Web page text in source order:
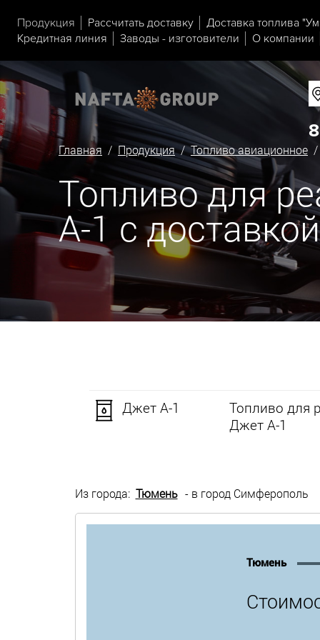
Продукция Рассчитать доставку Доставка топлива
Кредитная линия
Заводы - изготовители О компании
Главная / Продукция/Топливо авиационное /
Топливо для
А-1 с
Джет А-1
Топливо для
Джет А-1
Из города: Тюмень - в город Симферополь
Тюмень